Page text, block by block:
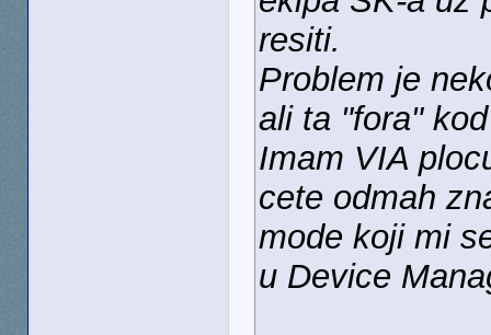
resiti.
Problem je
ali ta "fora"
Imam VIA
cete odmah
mode koji mi
u Device